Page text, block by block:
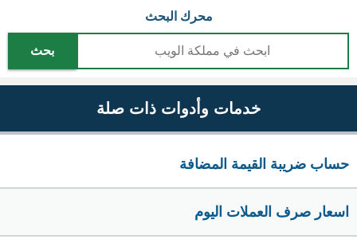
محرك البحث
بحث
خدمات وأدوات ذات صلة
حساب ضريبة القيمة المضافة
اسعار صرف العملات اليوم